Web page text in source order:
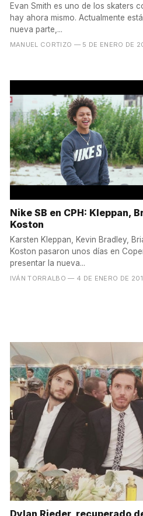
Evan Smith es uno de los skaters
hay ahora mismo. Actualmente
nueva parte,...
MANUEL CORTIZO — 5 DE ENERO DE
Nike SB en CPH: Kleppan,
Koston
Karsten Kleppan, Kevin Bradley,
Koston pasaron unos días en
presentar la nueva...
IVÁN TORRALBO — 4 DE ENERO DE
Dylan Rieder, recuperado